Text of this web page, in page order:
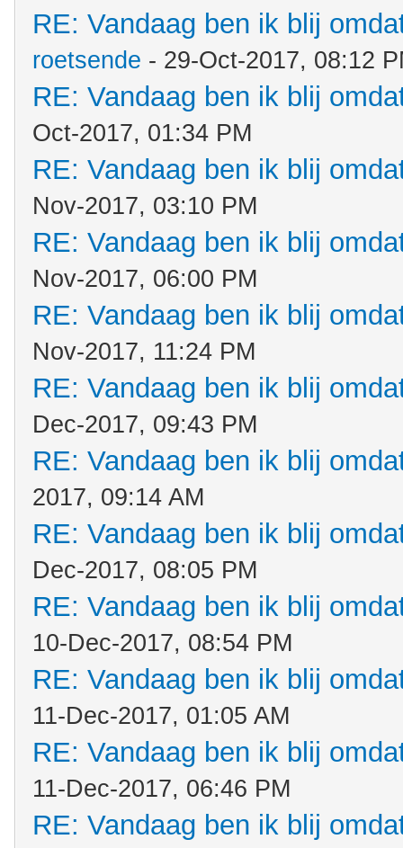
RE: Vandaag ben ik blij
roetsende - 29-Oct-2017, 08:12
RE: Vandaag ben ik blij
Oct-2017, 01:34 PM
RE: Vandaag ben ik blij
Nov-2017, 03:10 PM
RE: Vandaag ben ik blij
Nov-2017, 06:00 PM
RE: Vandaag ben ik blij
Nov-2017, 11:24 PM
RE: Vandaag ben ik blij
Dec-2017, 09:43 PM
RE: Vandaag ben ik blij
2017, 09:14 AM
RE: Vandaag ben ik blij
Dec-2017, 08:05 PM
RE: Vandaag ben ik blij
10-Dec-2017, 08:54 PM
RE: Vandaag ben ik blij
11-Dec-2017, 01:05 AM
RE: Vandaag ben ik blij
11-Dec-2017, 06:46 PM
RE: Vandaag ben ik blij